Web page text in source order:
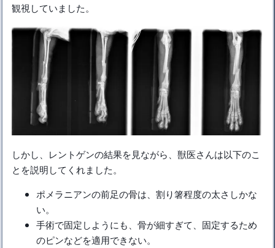
観視していました。
しかし、レントゲンの結果を見ながら、獣医さんは以下のこ
とを説明してくれました。
ポメラニアンの前足の骨は、割り箸程度の太さしかな
い。
手術で固定しようにも、骨が細すぎて、固定するため
のピンなどを適用できない。